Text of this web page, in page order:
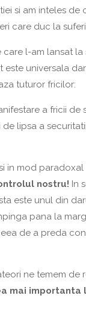
si am inteles
care duc la
l-am lansat
este universala
tuturor fricilor:
a fricii
lipsa a
in mod paradoxal
nostru! In
este unul din
pana la
de a preda
ne temem de
mai importanta